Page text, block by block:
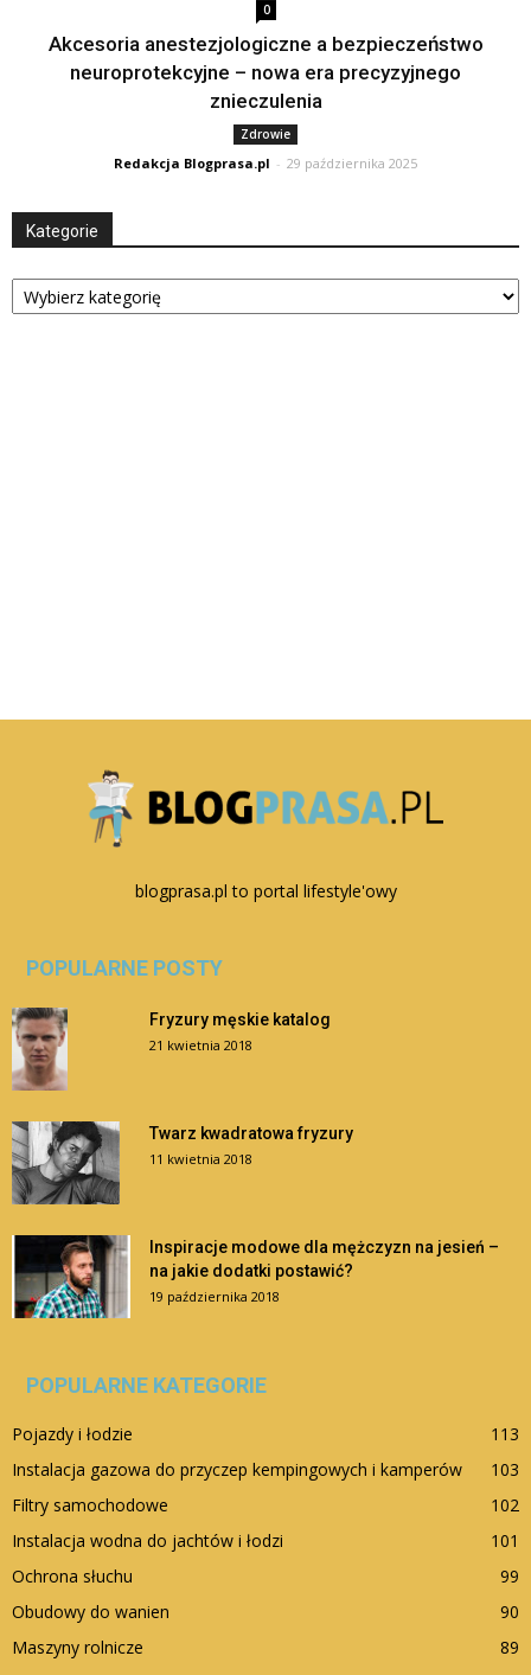
0
Akcesoria anestezjologiczne a bezpieczeństwo
neuroprotekcyjne – nowa era precyzyjnego
znieczulenia
Zdrowie
Redakcja Blogprasa.pl - 29 października 2025
Kategorie
Kategorie
blogprasa.pl to portal lifestyle'owy
POPULARNE POSTY
Fryzury męskie katalog
21 kwietnia 2018
Twarz kwadratowa fryzury
11 kwietnia 2018
Inspiracje modowe dla mężczyzn na jesień –
na jakie dodatki postawić?
19 października 2018
POPULARNE KATEGORIE
Pojazdy i łodzie
113
Instalacja gazowa do przyczep kempingowych i kamperów
103
Filtry samochodowe
102
Instalacja wodna do jachtów i łodzi
101
Ochrona słuchu
99
Obudowy do wanien
90
Maszyny rolnicze
89